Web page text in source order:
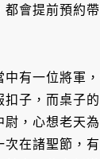
都會提前預約
中有一位將軍
扣子，而桌子
尉，心想老天
次在諸聖節，